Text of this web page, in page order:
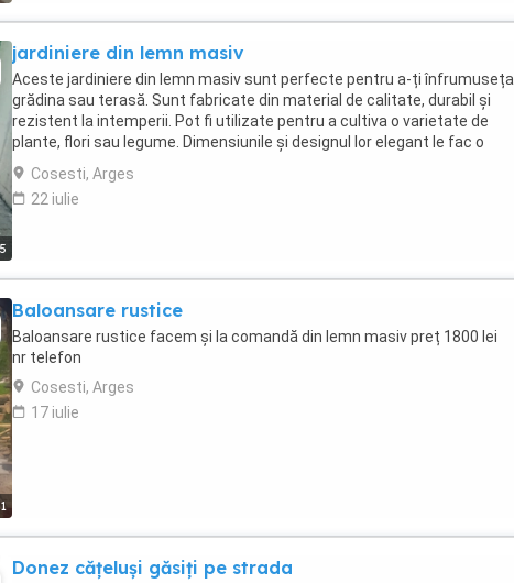
5
jardiniere din lemn masiv
Aceste jardiniere din lemn masiv sunt perfecte pentru a-ți înfrumuseța
grădina sau terasă. Sunt fabricate din material de calitate, durabil și
rezistent la intemperii. Pot fi utilizate pentru a cultiva o varietate de
plante, flori sau legume. Dimensiunile și designul lor elegant le fac o
alegere excelentă ...
Cosesti, Arges
22 iulie
1
Baloansare rustice
Baloansare rustice facem și la comandă din lemn masiv preț 1800 lei
nr telefon
Cosesti, Arges
17 iulie
Donez cățeluși găsiți pe strada